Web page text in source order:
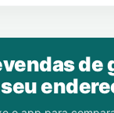
de